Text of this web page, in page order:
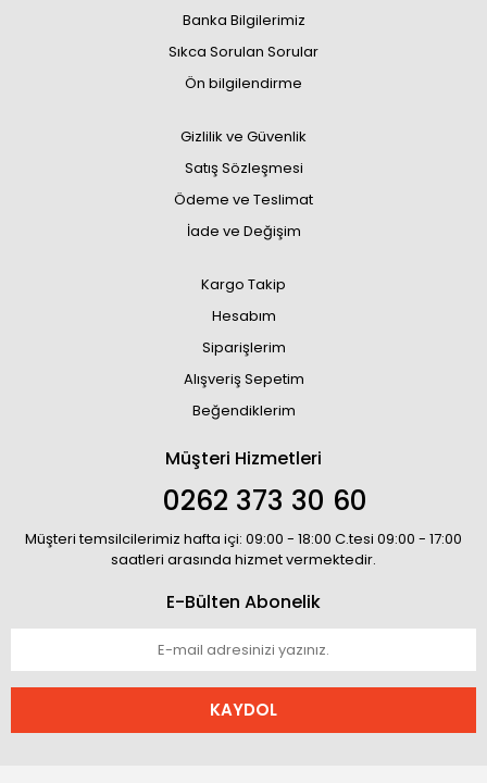
Banka Bilgilerimiz
Sıkca Sorulan Sorular
Ön bilgilendirme
Gizlilik ve Güvenlik
Satış Sözleşmesi
Ödeme ve Teslimat
İade ve Değişim
Kargo Takip
Hesabım
Siparişlerim
Alışveriş Sepetim
Beğendiklerim
Müşteri Hizmetleri
0262 373 30 60
Müşteri temsilcilerimiz hafta içi: 09:00 - 18:00 C.tesi 09:00 - 17:00
saatleri arasında hizmet vermektedir.
E-Bülten Abonelik
KAYDOL